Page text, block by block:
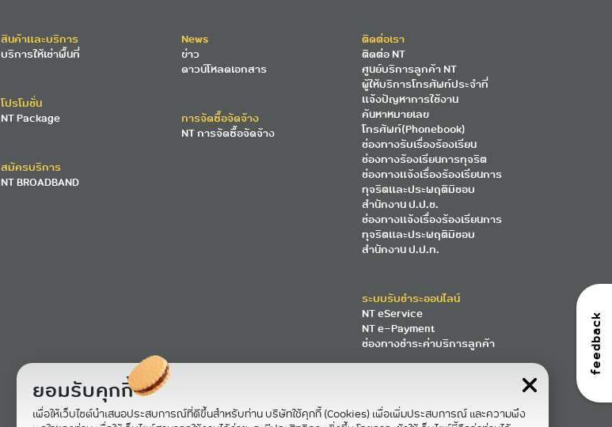
feedback
ยอมรับคุกกี้
เพื่อให้เว็บไซต์นำเสนอประสบการณ์ที่ดีขึ้นสำหรับท่าน บริษัทใช้คุกกี้ (Cookies) เพื่อเพิ่มประสบการณ์ และความพึง
สินค้าและบริการ
บริการให้เช่าพื้นที่
โปรโมชั่น
NT Package
สมัครบริการ
NT BROADBAND
News
ข่าว
ดาวน์โหลดเอกสาร
การจัดซื้อจัดจ้าง
NT การจัดซื้อจัดจ้าง
ติดต่อเรา
ติดต่อ NT
ศูนย์บริการลูกค้า NT
ผู้ให้บริการโทรศัพท์ประจำที่
แจ้งปัญหาการใช้งาน
ค้นหาหมายเลข
โทรศัพท์(Phonebook)
ช่องทางรับเรื่องร้องเรียน
ช่องทางร้องเรียนการทุจริต
ช่องทางแจ้งเรื่องร้องเรียนการ
ทุจริตและประพฤติมิชอบ
สำนักงาน ป.ป.ช.
ช่องทางแจ้งเรื่องร้องเรียนการ
ทุจริตและประพฤติมิชอบ
สำนักงาน ป.ป.ท.
ระบบรับชำระออนไลน์
NT eService
NT e-Payment
ช่องทางชำระค่าบริการลูกค้า